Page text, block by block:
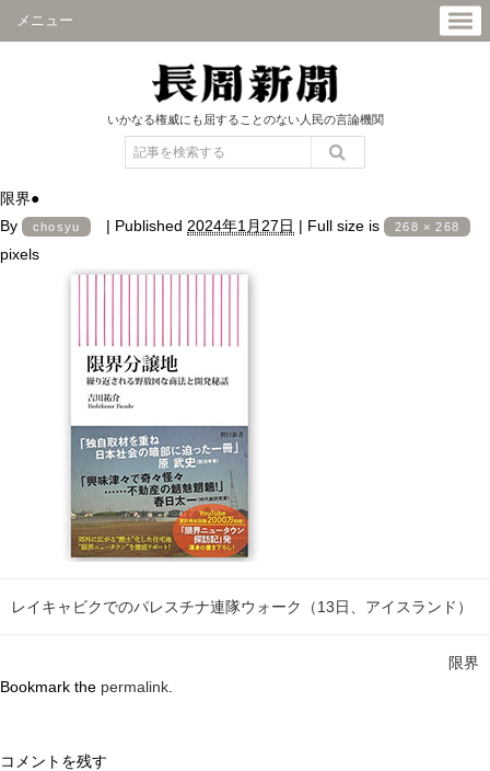
メニュー
いかなる権威にも屈することのない人民の言論機関
限界●
By
chosyu | Published 2024年1月27日 | Full size is 268 × 268
pixels
レイキャビクでのパレスチナ連隊ウォーク（13日、アイスランド）
限界
Bookmark the permalink
コメントを残す